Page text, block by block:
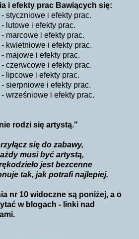
i efekty prac Bawiących się:
styczniowe i efekty prac.
lutowe i efekty prac.
marcowe i efekty prac.
kwietniowe i efekty prac.
majowe i efekty prac.
czerwcowe i efekty prac.
lipcowe i efekty prac.
sierpniowe i efekty prac.
wrześniowe i efekty prac.
rodzi się artystą."
się do zabawy,
musi być artystą,
jest bezcenne
tak, jak potrafi najlepiej.
nr 10 widoczne są poniżej, a o
w blogach - linki nad